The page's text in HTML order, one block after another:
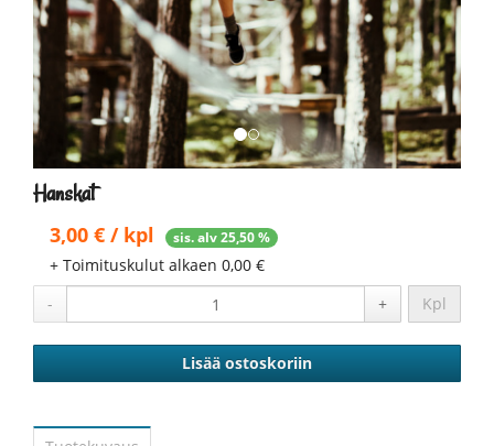
Hanskat
3,00 € / kpl sis. alv 25,50 %
+ Toimituskulut alkaen 0,00 €
-
+ Kpl
Lisää ostoskoriin